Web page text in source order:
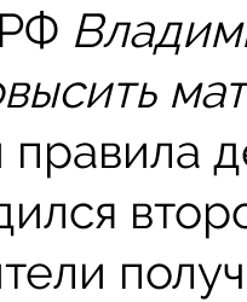
правила